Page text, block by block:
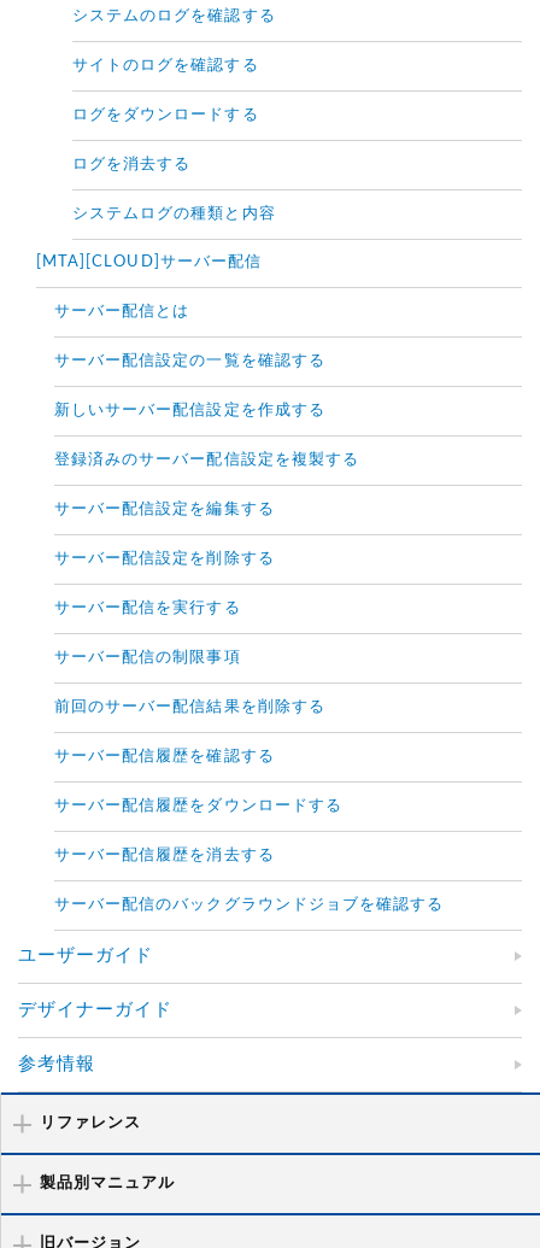
システムのログを確認する
サイトのログを確認する
ログをダウンロードする
ログを消去する
システムログの種類と内容
[MTA][CLOUD]サーバー配信
サーバー配信とは
サーバー配信設定の一覧を確認する
新しいサーバー配信設定を作成する
登録済みのサーバー配信設定を複製する
サーバー配信設定を編集する
サーバー配信設定を削除する
サーバー配信を実行する
サーバー配信の制限事項
前回のサーバー配信結果を削除する
サーバー配信履歴を確認する
サーバー配信履歴をダウンロードする
サーバー配信履歴を消去する
サーバー配信のバックグラウンドジョブを確認する
ユーザーガイド
デザイナーガイド
参考情報
リファレンス
製品別マニュアル
旧バージョン